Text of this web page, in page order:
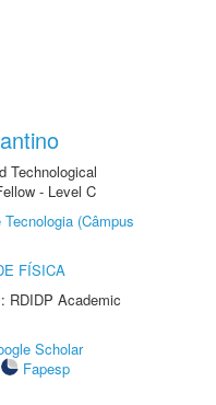
Technological
- Level C
(Câmpus
FÍSICA
RDIDP Academic
Scholar
Fapesp